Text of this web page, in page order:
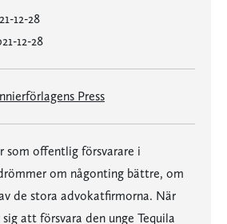
12-28
12-28
Press
som offentlig försvarare i
om någonting bättre, om
de stora advokatfirmorna. När
att försvara den unge Tequila